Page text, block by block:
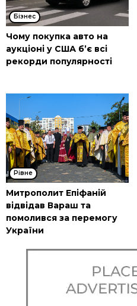
Бізнес
Чому покупка авто на
аукціоні у США б’є всі
рекорди популярності
Рівне
Митрополит Епіфаній
відвідав Вараш та
помолився за перемогу
України